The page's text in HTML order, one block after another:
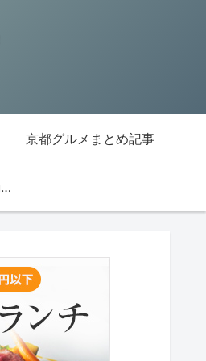
京都グルメまとめ記事
Hide Ads for Premium Members